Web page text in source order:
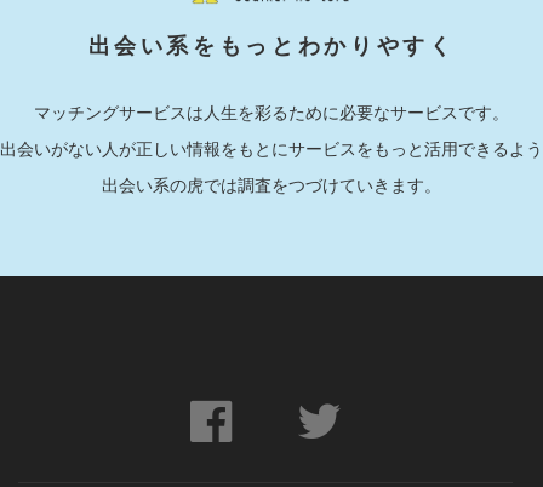
出会い系をもっとわかりやすく
マッチングサービスは人生を彩るために必要なサービスです。
出会いがない人が正しい情報をもとにサービスをもっと活用できるよう
出会い系の虎では調査をつづけていきます。